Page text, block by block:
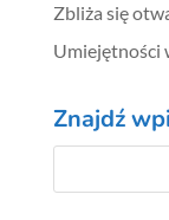
Zbliża się
Umiejętności
Znajdź